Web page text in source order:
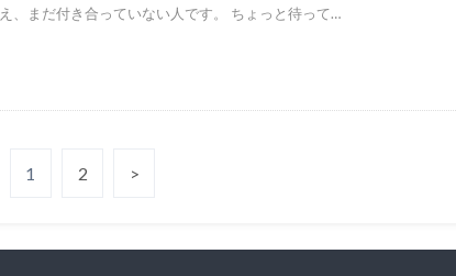
え、まだ付き合っていない人です。 ちょっと待って…
1 2 >